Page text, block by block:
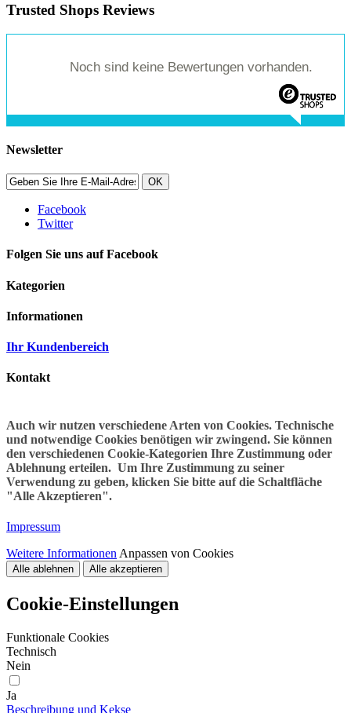
Trusted Shops Reviews
Noch sind keine Bewertungen vorhanden.
Newsletter
OK
Facebook
Twitter
Folgen Sie uns auf Facebook
Kategorien
Informationen
Ihr Kundenbereich
Kontakt
Auch wir nutzen verschiedene Arten von Cookies. Technische
und notwendige Cookies benötigen wir zwingend. Sie können
den verschiedenen Cookie-Kategorien Ihre Zustimmung oder
Ablehnung erteilen. Um Ihre Zustimmung zu seiner
Verwendung zu geben, klicken Sie bitte auf die Schaltfläche
"Alle Akzeptieren".
Impressum
Weitere Informationen Anpassen von Cookies
Alle ablehnen Alle akzeptieren
Cookie-Einstellungen
Funktionale Cookies
Technisch
Nein
Ja
Beschreibung und Kekse